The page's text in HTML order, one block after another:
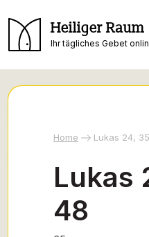
Heiliger Raum
Ihr tägliches Gebet
Home Lukas 24,
Lukas
48